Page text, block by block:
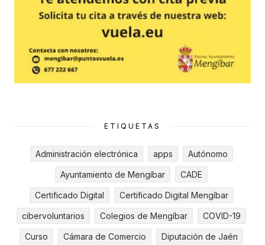
ETIQUETAS
Administración electrónica apps Autónomo
Ayuntamiento de Mengíbar CADE
Certificado Digital Certificado Digital Mengíbar
cibervoluntarios Colegios de Mengíbar COVID-19
Curso Cámara de Comercio Diputación de Jaén